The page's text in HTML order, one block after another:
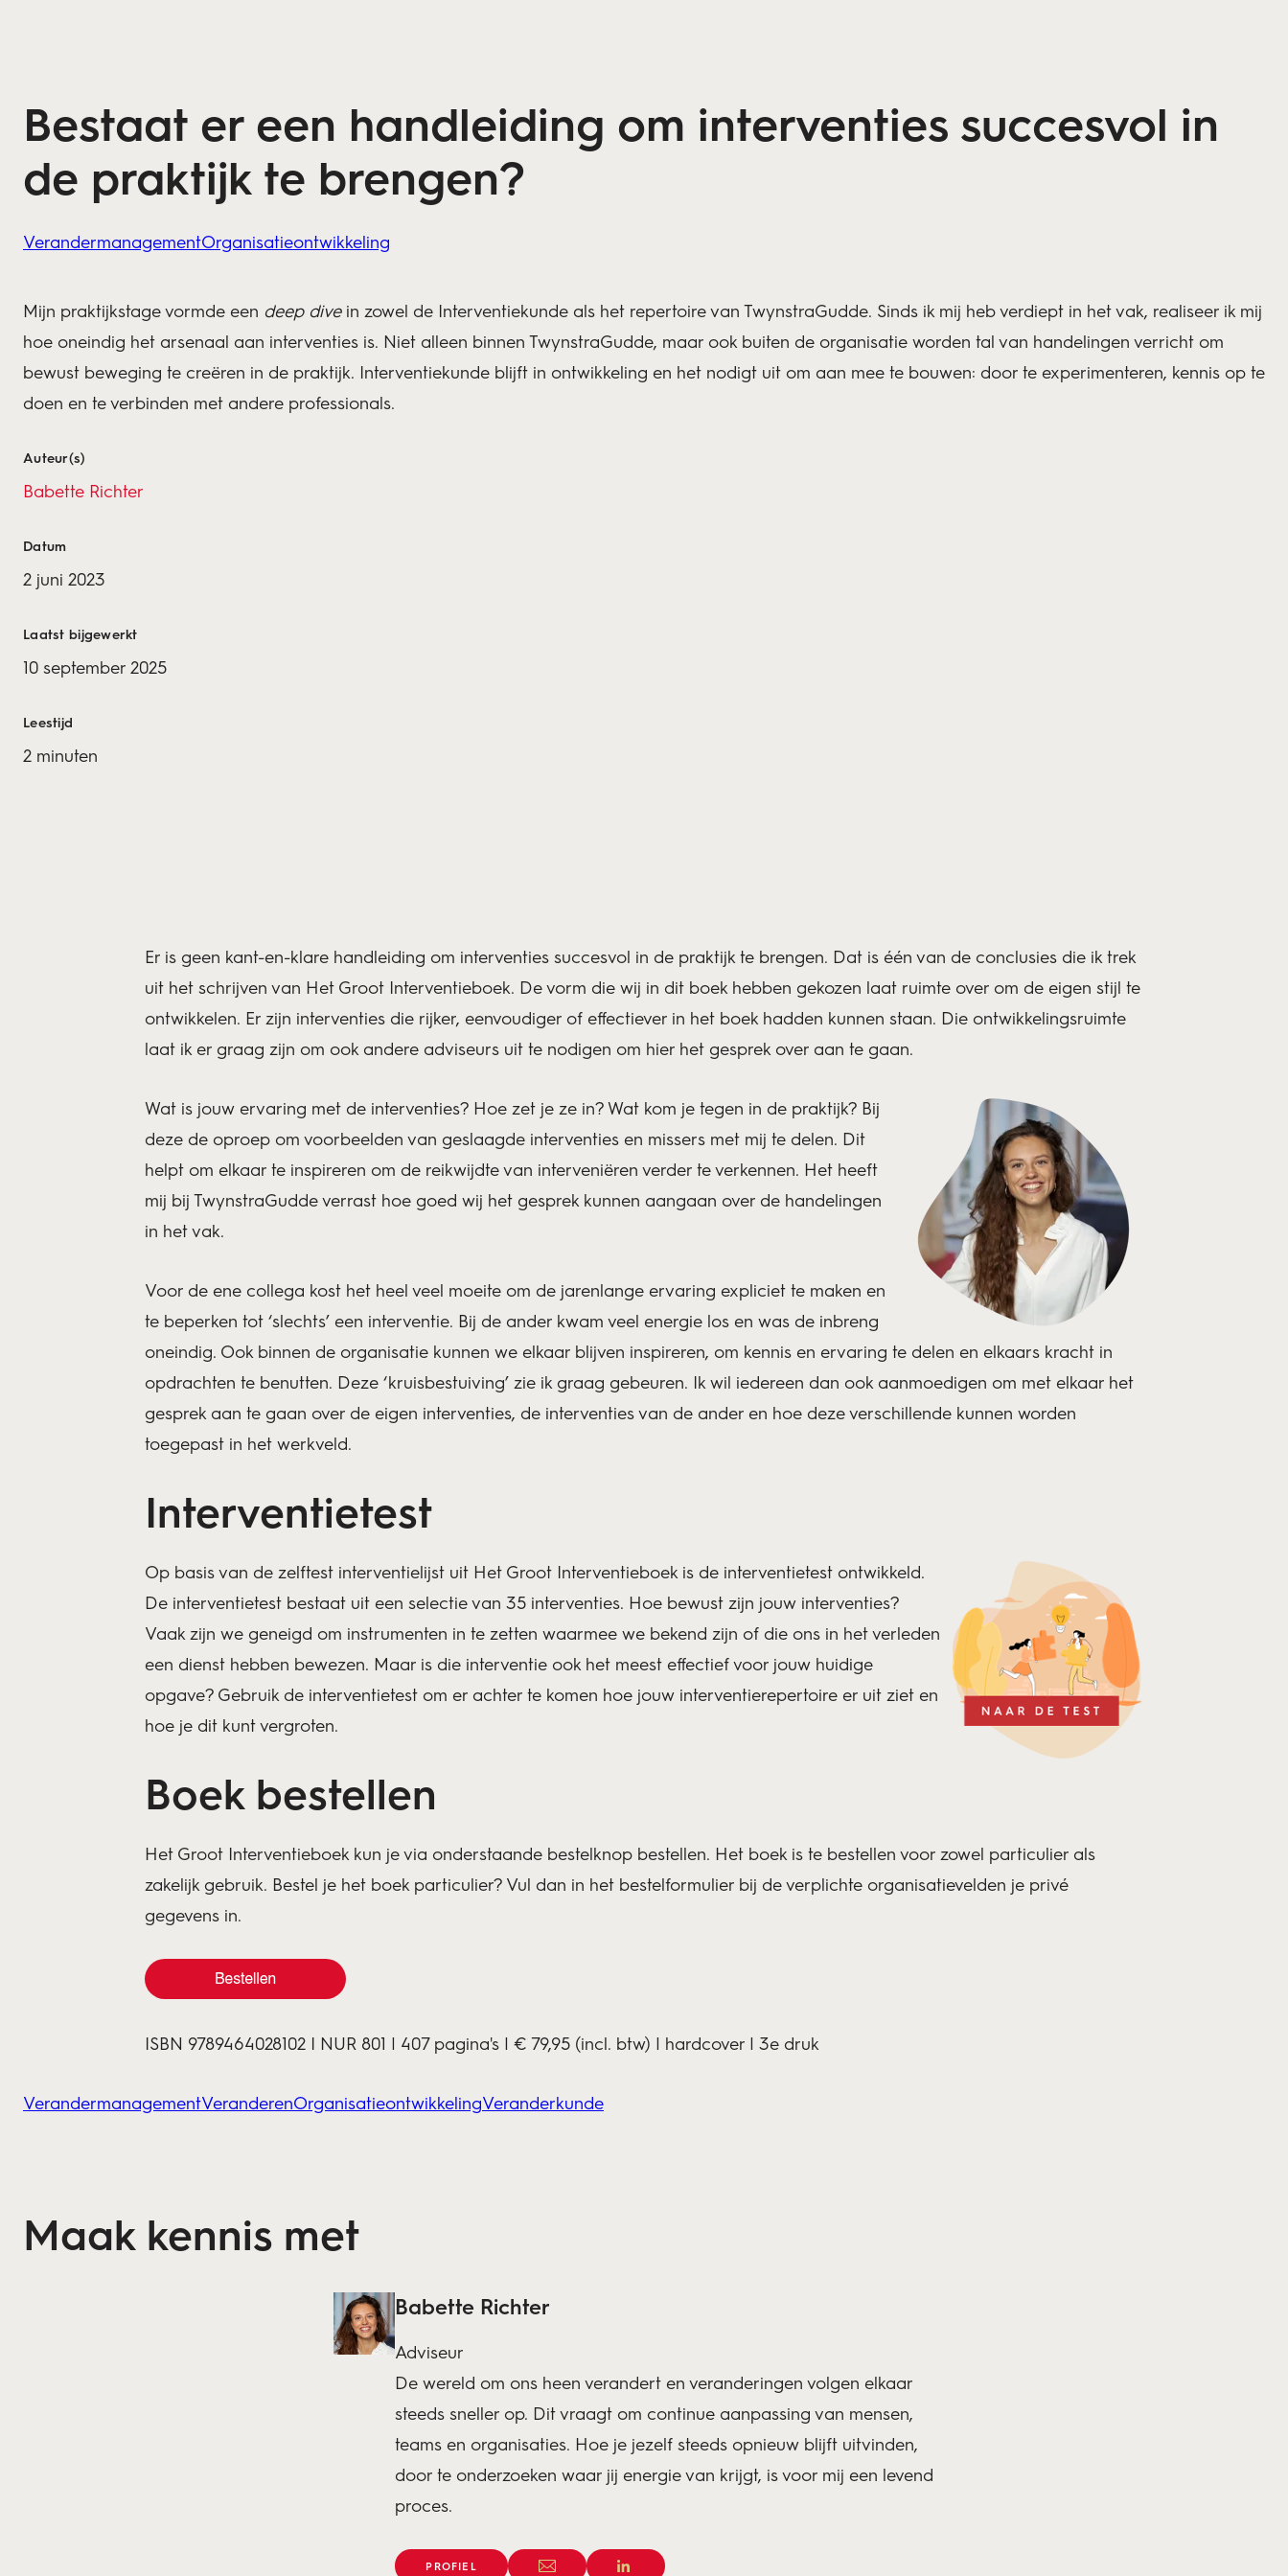
Bestaat er een handleiding om interventies succesvol in
de praktijk te brengen?
VerandermanagementOrganisatieontwikkeling
Mijn praktijkstage vormde een deep divein zowel de Interventiekunde als het repertoire van TwynstraGudde. Sinds ik mij heb verdiept in het vak, realiseer ik mij
hoe oneindig het arsenaal aan interventies is. Niet alleen binnen TwynstraGudde, maar ook buiten de organisatie worden tal van handelingen verricht om
bewust beweging te creëren in de praktijk. Interventiekunde blijft in ontwikkeling en het nodigt uit om aan mee te bouwen: door te experimenteren, kennis op te
doen en te verbinden met andere professionals.
Auteur(s)
Babette Richter
Datum
2 juni 2023
Laatst bijgewerkt
10 september 2025
Leestijd
2 minuten
Er is geen kant-en-klare handleiding om interventies succesvol in de praktijk te brengen. Dat is één van de conclusies die ik trek
uit het schrijven van Het Groot Interventieboek. De vorm die wij in dit boek hebben gekozen laat ruimte over om de eigen stijl te
ontwikkelen. Er zijn interventies die rijker, eenvoudiger of effectiever in het boek hadden kunnen staan. Die ontwikkelingsruimte
laat ik er graag zijn om ook andere adviseurs uit te nodigen om hier het gesprek over aan te gaan.
Wat is jouw ervaring met de interventies? Hoe zet je ze in? Wat kom je tegen in de praktijk? Bij
deze de oproep om voorbeelden van geslaagde interventies en missers met mij te delen. Dit
helpt om elkaar te inspireren om de reikwijdte van interveniëren verder te verkennen. Het heeft
mij bij TwynstraGudde verrast hoe goed wij het gesprek kunnen aangaan over de handelingen
in het vak.
Voor de ene collega kost het heel veel moeite om de jarenlange ervaring expliciet te maken en
te beperken tot ‘slechts’ een interventie. Bij de ander kwam veel energie los en was de inbreng
oneindig. Ook binnen de organisatie kunnen we elkaar blijven inspireren, om kennis en ervaring te delen en elkaars kracht in
opdrachten te benutten. Deze ‘kruisbestuiving’ zie ik graag gebeuren. Ik wil iedereen dan ook aanmoedigen om met elkaar het
gesprek aan te gaan over de eigen interventies, de interventies van de ander en hoe deze verschillende kunnen worden
toegepast in het werkveld.
Interventietest
Op basis van de zelftest interventielijst uit Het Groot Interventieboek is de interventietest ontwikkeld.
De interventietest bestaat uit een selectie van 35 interventies. Hoe bewust zijn jouw interventies?
Vaak zijn we geneigd om instrumenten in te zetten waarmee we bekend zijn of die ons in het verleden
een dienst hebben bewezen. Maar is die interventie ook het meest effectief voor jouw huidige
opgave? Gebruik de interventietest om er achter te komen hoe jouw interventierepertoire er uit ziet en
hoe je dit kunt vergroten.
Boek bestellen
Het Groot Interventieboek kun je via onderstaande bestelknop bestellen. Het boek is te bestellen voor zowel particulier als
zakelijk gebruik. Bestel je het boek particulier? Vul dan in het bestelformulier bij de verplichte organisatievelden je privé
gegevens in.
ISBN 9789464028102 I NUR 801 | 407 pagina's | € 79,95 (incl. btw) | hardcover | 3e druk
VerandermanagementVeranderenOrganisatieontwikkelingVeranderkunde
Maak kennis met
Babette Richter
Adviseur
De wereld om ons heen verandert en veranderingen volgen elkaar
steeds sneller op. Dit vraagt om continue aanpassing van mensen,
teams en organisaties. Hoe je jezelf steeds opnieuw blijft uitvinden,
door te onderzoeken waar jij energie van krijgt, is voor mij een levend
proces.
PROFIEL